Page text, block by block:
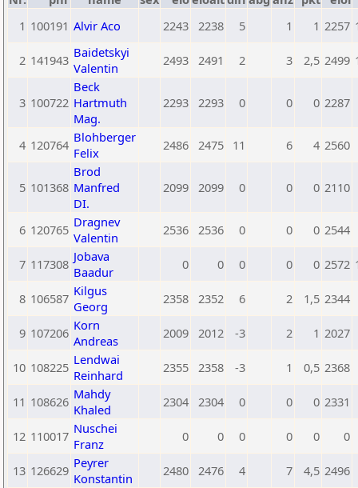
1 100191 Alvir Aco 2243 2238 5 1 1 2257
2 141943 Baidetskyi
Valentin
2493 2491 2 3 2,5 2499
3 100722
Beck
Hartmuth
Mag.
2293 2293 0 0 0 2287
4 120764 Blohberger
Felix
2486 2475 11 6 4 2560
5 101368
Brod
Manfred
DI.
2099 2099 0 0 0 2110
6 120765 Dragnev
Valentin
2536 2536 0 0 0 2544
7 117308 Jobava
Baadur
0 0 0 0 0 2572
8 106587 Kilgus
Georg
2358 2352 6 2 1,5 2344
9 107206 Korn
Andreas
2009 2012 -3 2 1 2027
10 108225 Lendwai
Reinhard
2355 2358 -3 1 0,5 2368
11 108626 Mahdy
Khaled
2304 2304 0 0 0 2331
12 110017 Nuschei
Franz
0 0 0 0 0 0
13 126629 Peyrer
Konstantin
2480 2476 4 7 4,5 2496